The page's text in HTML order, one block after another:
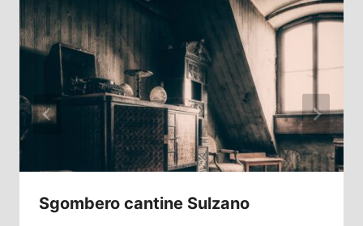
Sgombero cantine Sulzano